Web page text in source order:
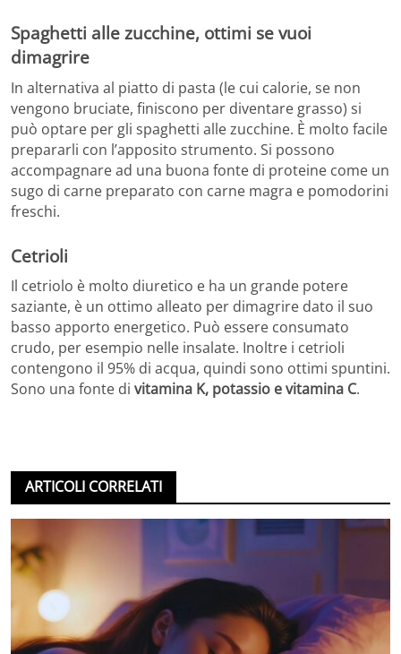
Spaghetti alle zucchine, ottimi se vuoi
dimagrire
In alternativa al piatto di pasta (le cui calorie, se non
vengono bruciate, finiscono per diventare grasso) si
può optare per gli spaghetti alle zucchine. È molto facile
prepararli con l’apposito strumento. Si possono
accompagnare ad una buona fonte di proteine ​​come un
sugo di carne preparato con carne magra e pomodorini
freschi.
Cetrioli
Il cetriolo è molto diuretico e ha un grande potere
saziante, è un ottimo alleato per dimagrire dato il suo
basso apporto energetico. Può essere consumato
crudo, per esempio nelle insalate. Inoltre i cetrioli
contengono il 95% di acqua, quindi sono ottimi spuntini.
Sono una fonte di vitamina K, potassio e vitamina C.
ARTICOLI CORRELATI